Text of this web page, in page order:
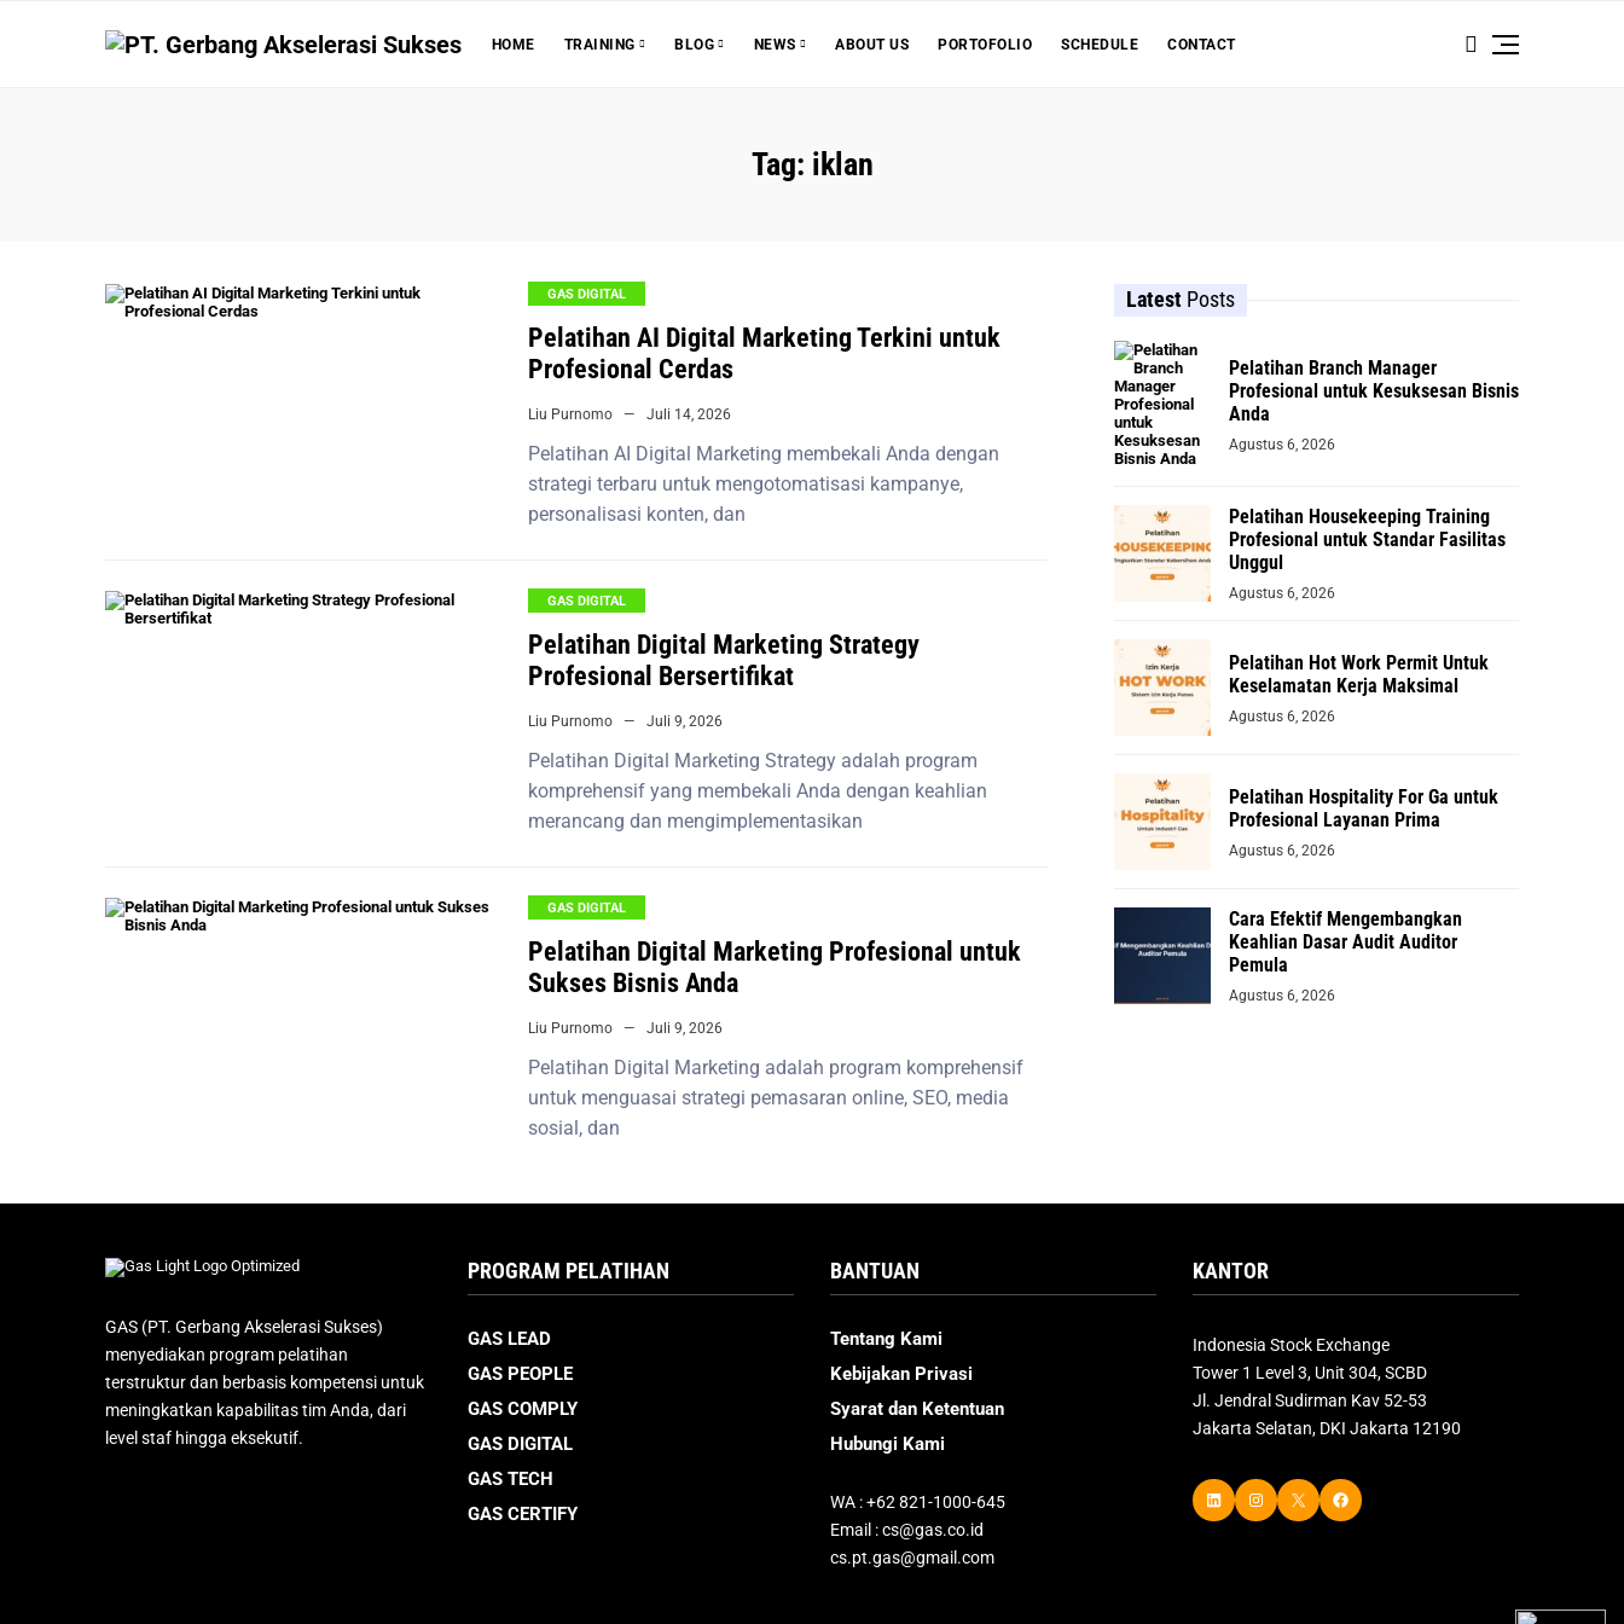
HOME TRAINING BLOG NEWS ABOUT US PORTOFOLIO SCHEDULE CONTACT
Tag: iklan
GAS DIGITAL
Pelatihan AI Digital Marketing Terkini untuk
Profesional Cerdas
Liu Purnomo Juli 14, 2026
Pelatihan AI Digital Marketing membekali Anda dengan
strategi terbaru untuk mengotomatisasi kampanye,
personalisasi konten, dan
GAS DIGITAL
Pelatihan Digital Marketing Strategy
Profesional Bersertifikat
Liu Purnomo Juli 9, 2026
Pelatihan Digital Marketing Strategy adalah program
komprehensif yang membekali Anda dengan keahlian
merancang dan mengimplementasikan
GAS DIGITAL
Pelatihan Digital Marketing Profesional untuk
Sukses Bisnis Anda
Liu Purnomo Juli 9, 2026
Pelatihan Digital Marketing adalah program komprehensif
untuk menguasai strategi pemasaran online, SEO, media
sosial, dan
Latest Posts
Pelatihan Branch Manager
Profesional untuk Kesuksesan Bisnis
Anda
Agustus 6, 2026
Pelatihan Housekeeping Training
Profesional untuk Standar Fasilitas
Unggul
Agustus 6, 2026
Pelatihan Hot Work Permit Untuk
Keselamatan Kerja Maksimal
Agustus 6, 2026
Pelatihan Hospitality For Ga untuk
Profesional Layanan Prima
Agustus 6, 2026
Cara Efektif Mengembangkan
Keahlian Dasar Audit Auditor
Pemula
Agustus 6, 2026
GAS (PT. Gerbang Akselerasi Sukses)
menyediakan program pelatihan
terstruktur dan berbasis kompetensi untuk
meningkatkan kapabilitas tim Anda, dari
level staf hingga eksekutif.
PROGRAM PELATIHAN
GAS LEAD
GAS PEOPLE
GAS COMPLY
GAS DIGITAL
GAS TECH
GAS CERTIFY
BANTUAN
Tentang Kami
Kebijakan Privasi
Syarat dan Ketentuan
Hubungi Kami
WA : +62 821-1000-645
Email : cs@gas.co.id
cs.pt.gas@gmail.com
KANTOR
Indonesia Stock Exchange
Tower 1 Level 3, Unit 304, SCBD
Jl. Jendral Sudirman Kav 52-53
Jakarta Selatan, DKI Jakarta 12190
LinkedIn Instagram X Facebook